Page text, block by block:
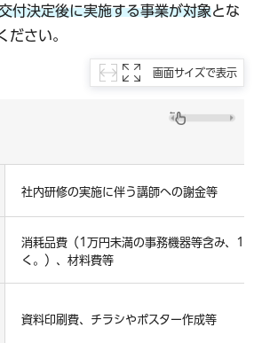
付決定後に実施する事業が対象とな
ださい。
画面サイズで表示
社内研修の実施に伴う講師への謝金等
消耗品費（1万円未満の事務機器等含み、1万
く。）、材料費等
資料印刷費、チラシやポスター作成等